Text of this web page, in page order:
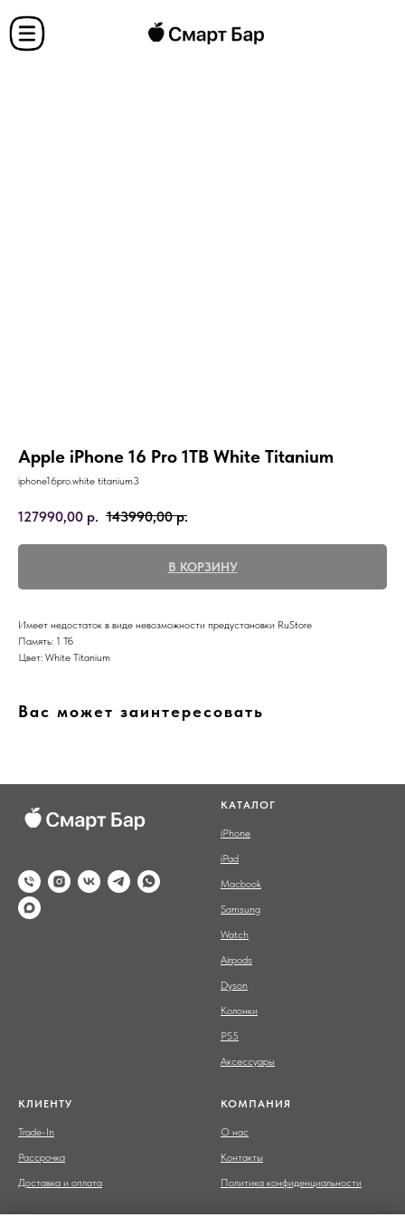
Apple iPhone 16 Pro 1TB White Titanium
iphone16pro.white titanium3
127990,00 р. 143990,00 р.
В КОРЗИНУ
Имеет недостаток в виде невозможности предустановки RuStore
Память: 1 Тб
Цвет: White Titanium
Вас может заинтересовать
КАТАЛОГ
iPhone
iPad
Macbook
Samsung
Watch
Airpods
Dyson
Колонки
PS5
Аксессуары
КЛИЕНТУ
Trade-In
Рассрочка
Доставка и оплата
КОМПАНИЯ
О нас
Контакты
Политика конфиденциальности